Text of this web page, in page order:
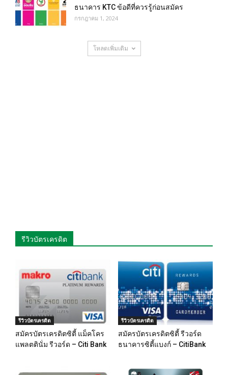
ธนาคาร KTC ข้อดีที่ควรรู้ก่อนสมัคร
กรกฎาคม 1, 2024
โหลดเพิ่มเติม
รีวิวบัตรเครดิต
รีวิวบัตรเครดิต
สมัครบัตรเครดิตซิตี้ แม็คโคร
แพลตตินั่ม รีวอร์ด – Citi Bank
รีวิวบัตรเครดิต
สมัครบัตรเครดิตซิตี้ รีวอร์ด
ธนาคารซิตี้แบงก์ – CitiBank